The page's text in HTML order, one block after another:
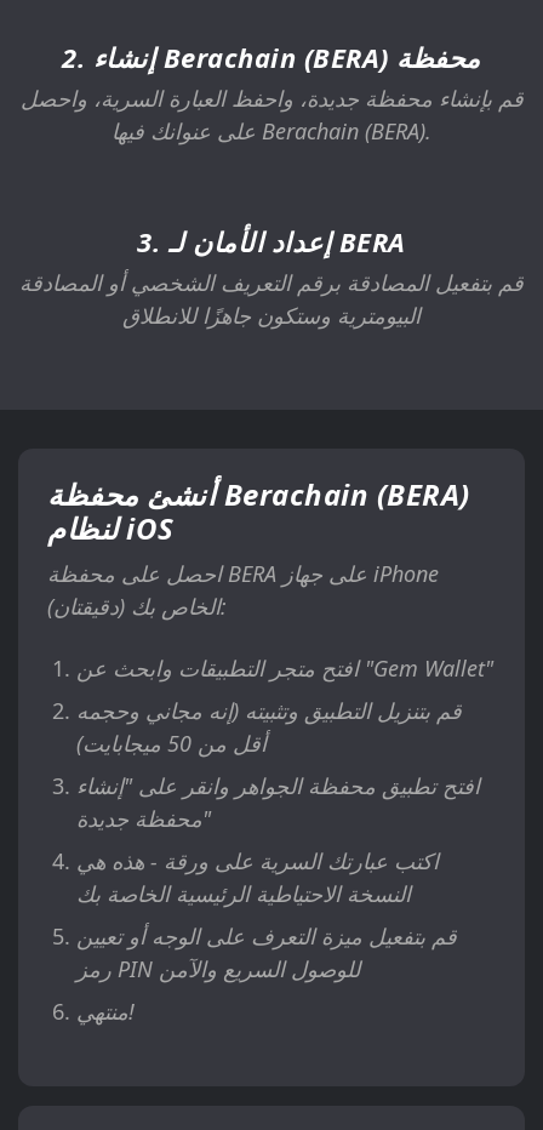
2. إنشاء Berachain (BERA) محفظة
قم بإنشاء محفظة جديدة، واحفظ العبارة السرية، واحصل
على عنوانك فيها Berachain (BERA).
3. إعداد الأمان لـ BERA
قم بتفعيل المصادقة برقم التعريف الشخصي أو المصادقة
البيومترية وستكون جاهزًا للانطلاق
أنشئ محفظة Berachain (BERA)
لنظام iOS
احصل على محفظة BERA على جهاز iPhone
الخاص بك (دقيقتان):
افتح متجر التطبيقات وابحث عن "Gem Wallet"
قم بتنزيل التطبيق وتثبيته (إنه مجاني وحجمه
أقل من 50 ميجابايت)
افتح تطبيق محفظة الجواهر وانقر على "إنشاء
محفظة جديدة"
اكتب عبارتك السرية على ورقة - هذه هي
النسخة الاحتياطية الرئيسية الخاصة بك
قم بتفعيل ميزة التعرف على الوجه أو تعيين
رمز PIN للوصول السريع والآمن
منتهي!